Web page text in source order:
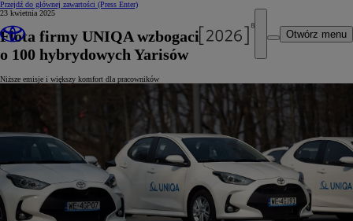
Przejdź do głównej zawartości (Press Enter)
Otwórz menu
23 kwietnia 2025
Flota firmy UNIQA wzbogaciła się
o 100 hybrydowych Yarisów
Niższe emisje i większy komfort dla pracowników